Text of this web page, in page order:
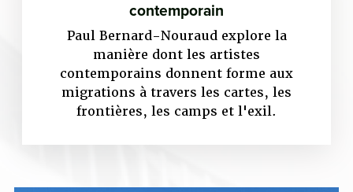
contemporain
Paul Bernard-Nouraud explore la
manière dont les artistes
contemporains donnent forme aux
migrations à travers les cartes, les
frontières, les camps et l'exil.